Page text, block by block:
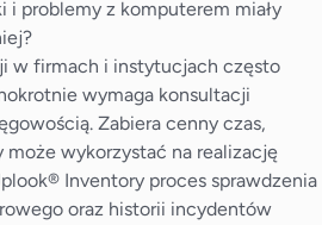
i problemy z komputerem miały
w firmach i instytucjach często
wymaga konsultacji
Zabiera cenny czas,
może wykorzystać na realizację
Inventory proces sprawdzenia
oraz historii incydentów